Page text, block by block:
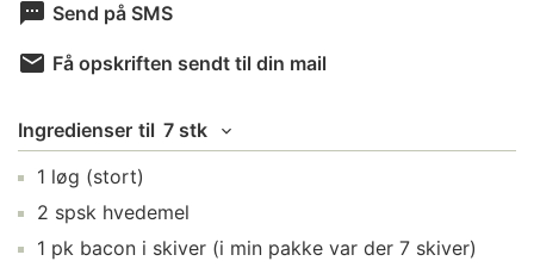
Send på SMS
Få opskriften sendt til din mail
Ingredienser til 7 stk
1 løg (stort)
2 spsk hvedemel
1 pk bacon i skiver (i min pakke var der 7 skiver)